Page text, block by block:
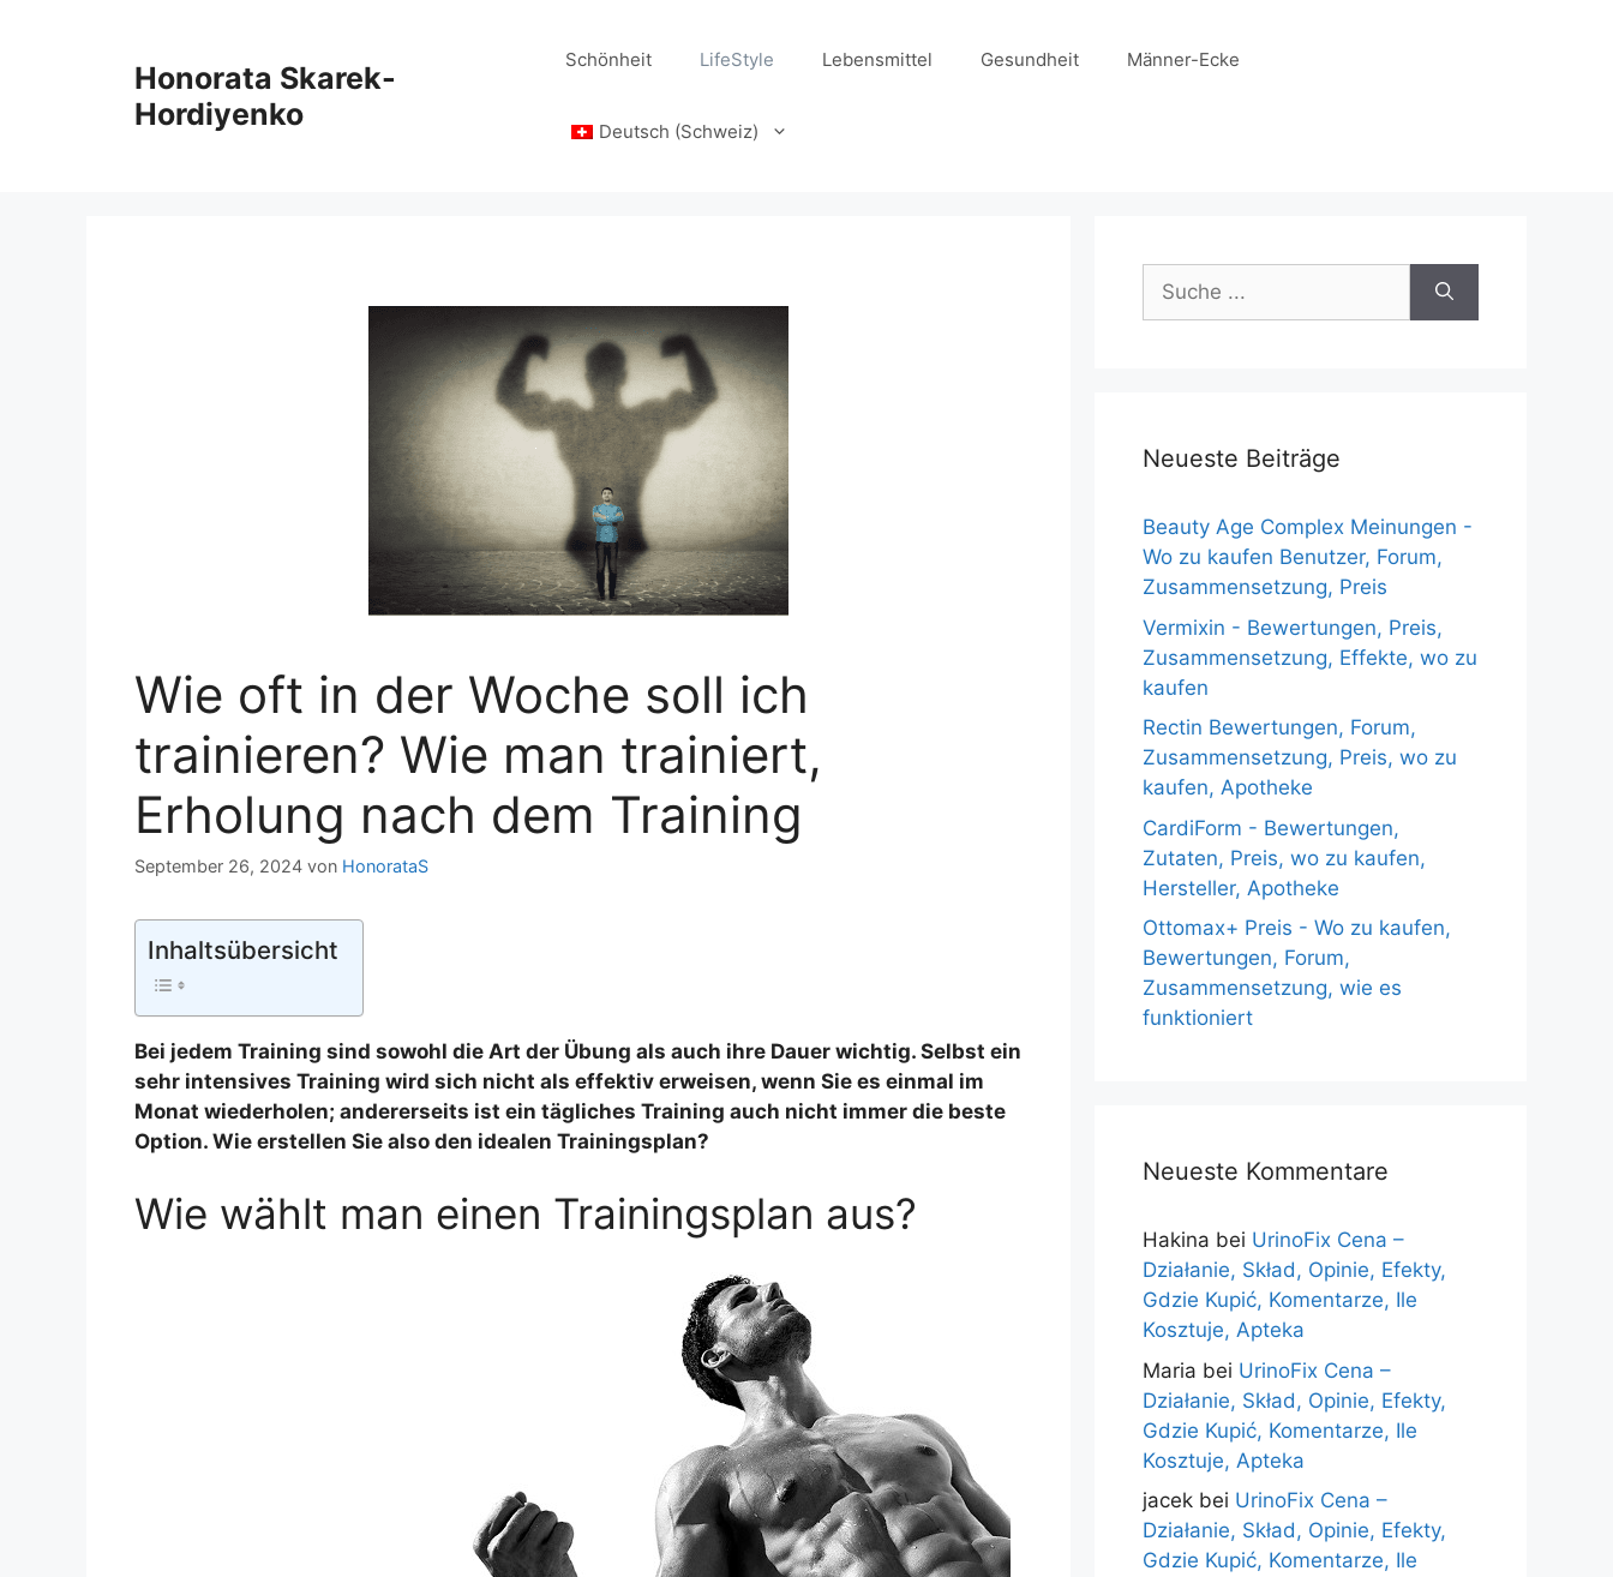
Honorata Skarek-
Hordiyenko
Schönheit LifeStyle Lebensmittel Gesundheit Männer-Ecke
Deutsch (Schweiz)
Wie oft in der Woche soll ich
trainieren? Wie man trainiert,
Erholung nach dem Training
September 26, 2024 von HonorataS
Inhaltsübersicht
Bei jedem Training sind sowohl die Art der Übung als auch ihre Dauer wichtig. Selbst ein
sehr intensives Training wird sich nicht als effektiv erweisen, wenn Sie es einmal im
Monat wiederholen; andererseits ist ein tägliches Training auch nicht immer die beste
Option. Wie erstellen Sie also den idealen Trainingsplan?
Wie wählt man einen Trainingsplan aus?
Suche
nach:
Neueste Beiträge
Beauty Age Сomplex Meinungen -
Wo zu kaufen Benutzer, Forum,
Zusammensetzung, Preis
Vermixin - Bewertungen, Preis,
Zusammensetzung, Effekte, wo zu
kaufen
Rectin Bewertungen, Forum,
Zusammensetzung, Preis, wo zu
kaufen, Apotheke
CardiForm - Bewertungen,
Zutaten, Preis, wo zu kaufen,
Hersteller, Apotheke
Ottomax+ Preis - Wo zu kaufen,
Bewertungen, Forum,
Zusammensetzung, wie es
funktioniert
Neueste Kommentare
Hakina bei UrinoFix Cena –
Działanie, Skład, Opinie, Efekty,
Gdzie Kupić, Komentarze, Ile
Kosztuje, Apteka
Maria bei UrinoFix Cena –
Działanie, Skład, Opinie, Efekty,
Gdzie Kupić, Komentarze, Ile
Kosztuje, Apteka
jacek bei UrinoFix Cena –
Działanie, Skład, Opinie, Efekty,
Gdzie Kupić, Komentarze, Ile